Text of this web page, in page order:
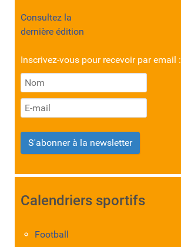
Consultez la
dernière édition
Inscrivez-vous pour recevoir par email :
S'abonner à la newsletter
Calendriers sportifs
Football